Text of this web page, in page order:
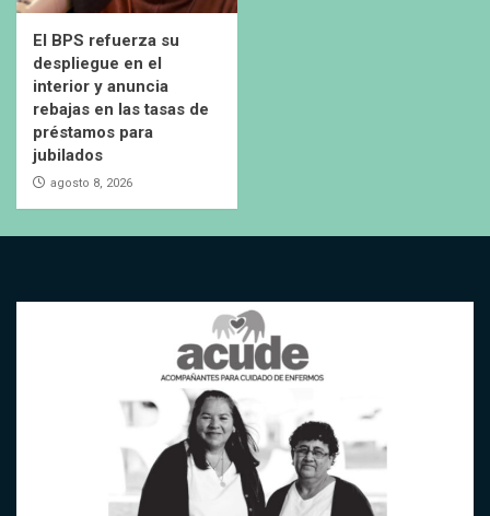
El BPS refuerza su
despliegue en el
interior y anuncia
rebajas en las tasas de
préstamos para
jubilados
agosto 8, 2026